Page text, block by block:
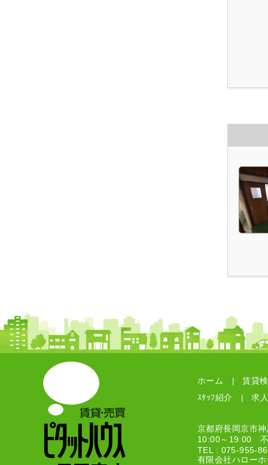
ホーム
賃貸
ｽﾀｯﾌ紹介
求
京都府長岡京市
10:00～19:00
TEL : 075-955-
有限会社ハロー